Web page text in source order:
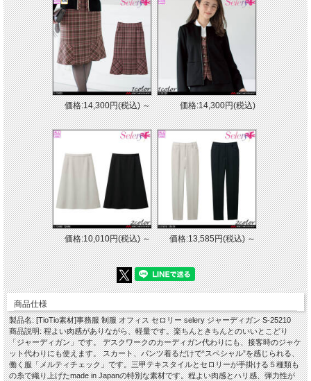
[素材]
レディニット
混率混率：ポリエステル100%・植物由来ポリエステルを100%使用(植物由来原料
配合率28％）
[特徴]
・ニット
・ホームクリーニング
・裏なし
・肩パットレス
・腰ポケット
・内ポケット
価格:14,300円(税込)～ 価格:14,300円(税込)
価格:10,010円(税込)～ 価格:13,585円(税込)～
商品仕様
製品名: [TioTio素材]事務服 制服 オフィス セロリー selery ジャーディガン S-25210
商品説明: 程よい肉感がありながら、軽量です。楽ちんときちんとのいいとこどり
「ジャーディガン」です。 デスクワークのカーディガン代わりにも、接客時のジャケ
ット代わりにも使えます。 スカート、パンツ着るだけで“スペシャル”を感じられる、
働く服「メルティチェック」です。三甲テキスタイルとセロリーが手掛ける５種類も
の糸で織り上げたmade in Japanの特別な素材です。程よい肉感とハリ感、弾力性が